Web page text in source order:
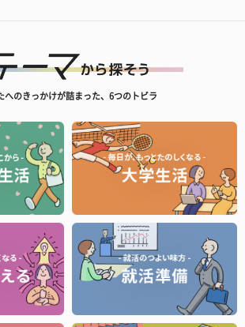
へのきっかけが詰まった、6つのトビラ